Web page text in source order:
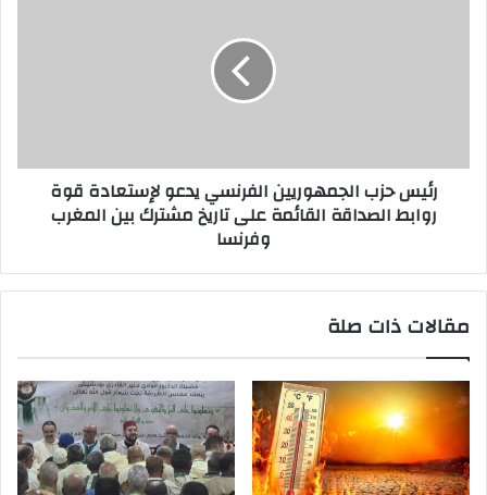
رئيس حزب الجمهوريين الفرنسي يدعو لإستعادة قوة
روابط الصداقة القائمة على تاريخ مشترك بين المغرب
وفرنسا
مقالات ذات صلة